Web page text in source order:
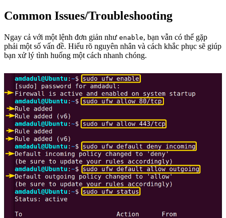
Common Issues/Troubleshooting
Ngay cả với một lệnh đơn giản như enable, bạn vẫn có thể gặp
phải một số vấn đề. Hiểu rõ nguyên nhân và cách khắc phục sẽ giúp
bạn xử lý tình huống một cách nhanh chóng.